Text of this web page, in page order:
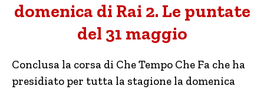
domenica di Rai 2. Le puntate
del 31 maggio
Conclusa la corsa di Che Tempo Che Fa che ha
presidiato per tutta la stagione la domenica